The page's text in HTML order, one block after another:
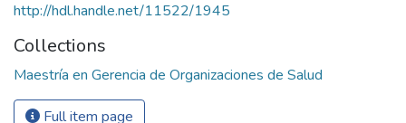
http://hdl.handle.net/11522/1945
Collections
Maestría en Gerencia de Organizaciones de Salud
Full item page